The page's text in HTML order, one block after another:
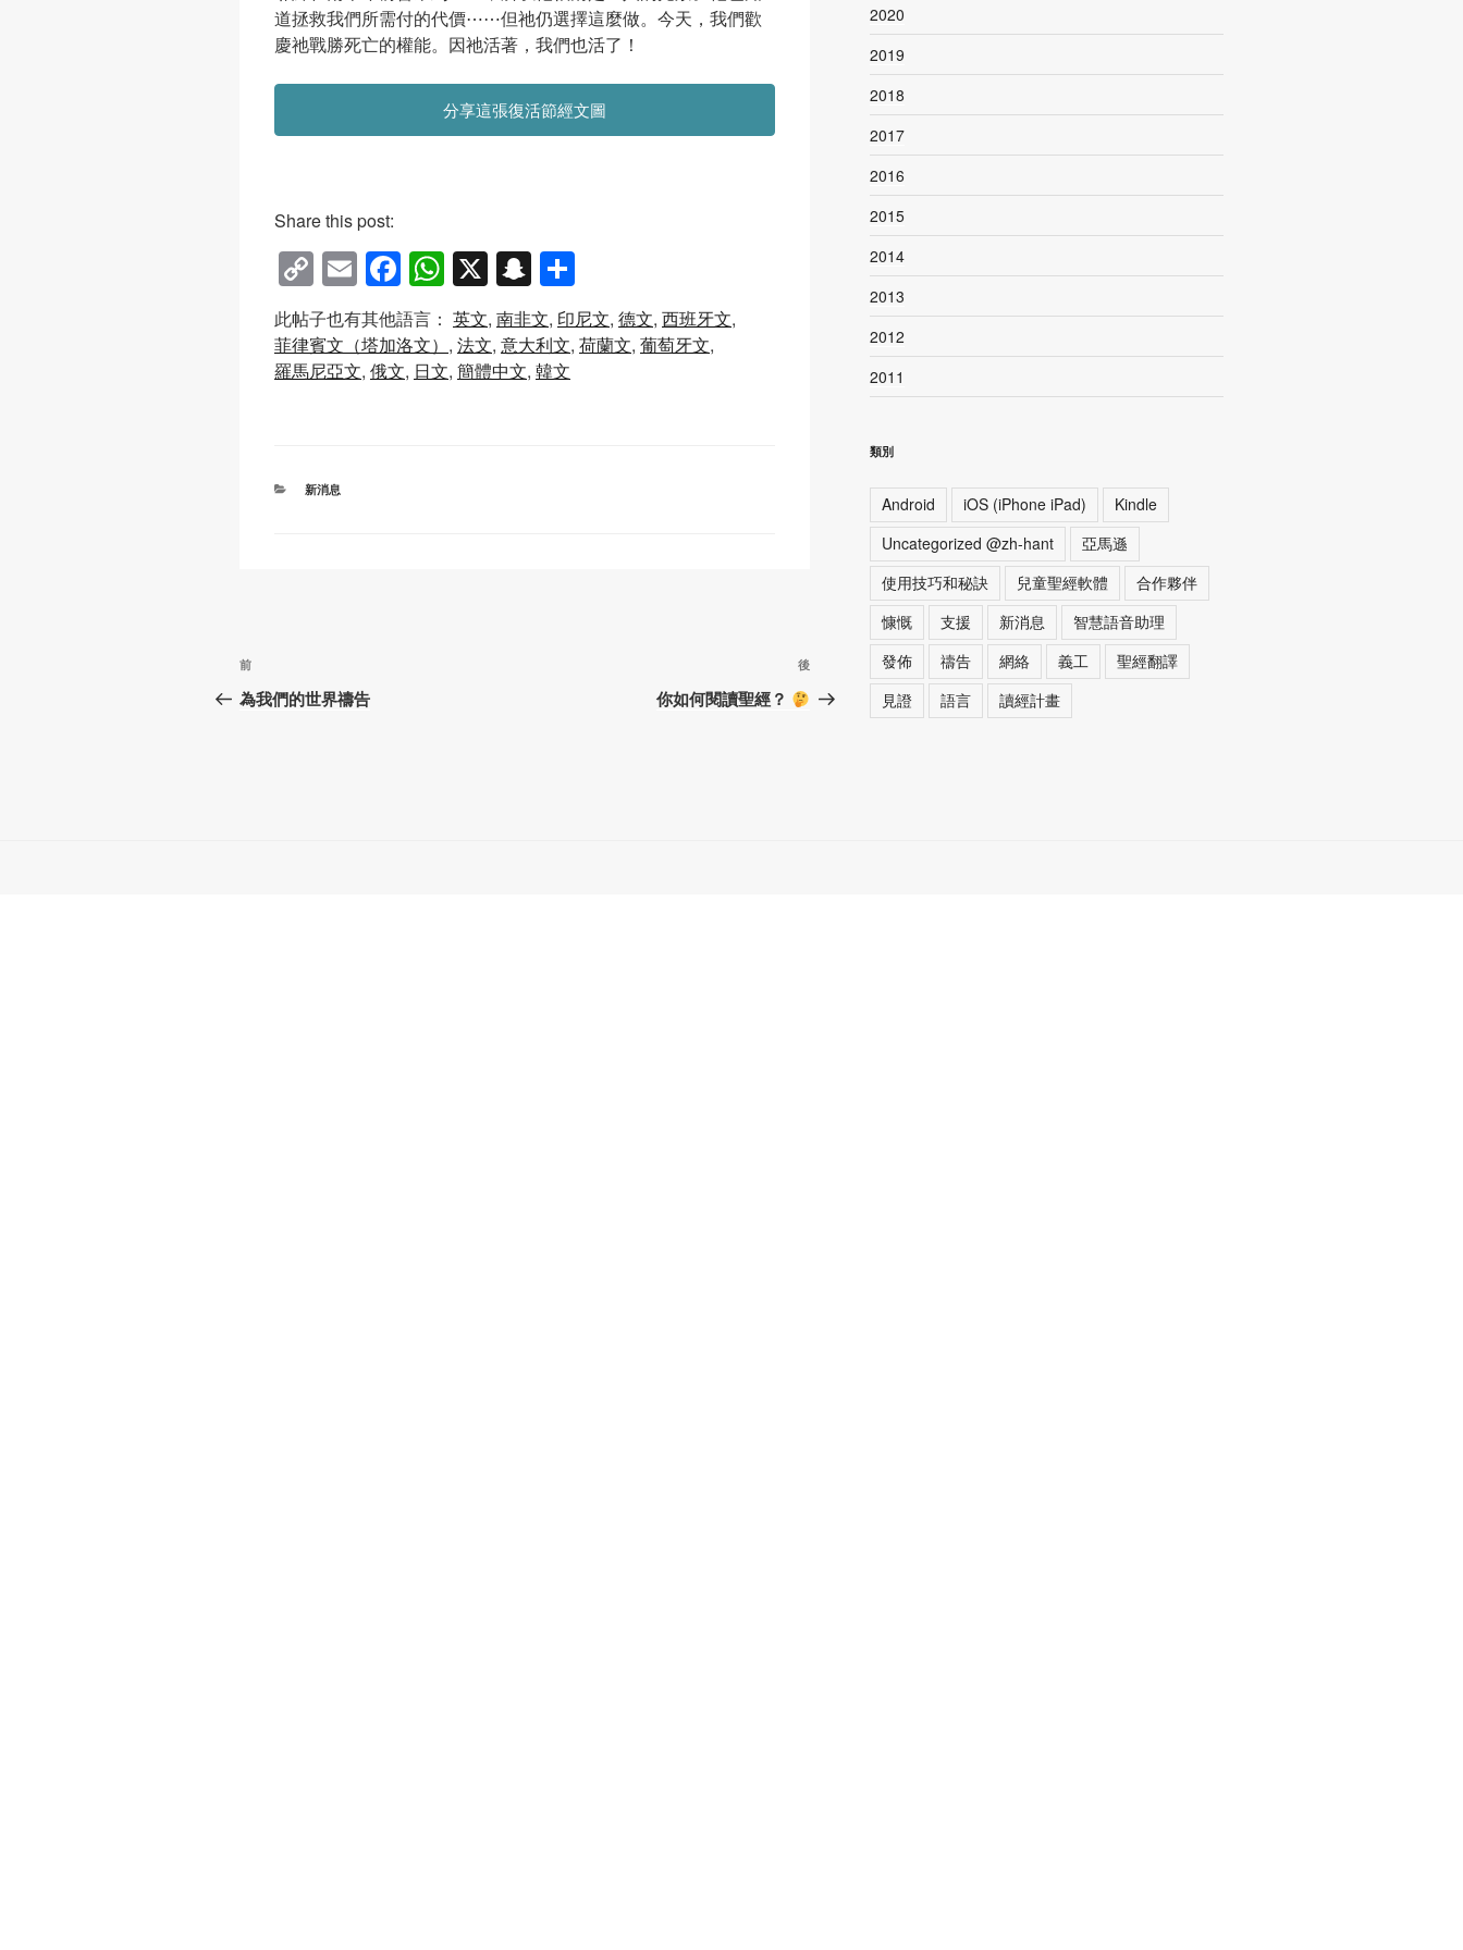
道拯救我們所需付的代價⋯⋯但祂仍選擇這麼做。今天，我們歡
慶祂戰勝死亡的權能。因祂活著，我們也活了！
分享這張復活節經文圖
Share this post:
C
o
p
y
k
E
m
ail
F
a
c
e
W
h
at
s
X S
n
a
p
享
此帖子也有其他語言： 英文 南非文 印尼文 德文 西班牙文
菲律賓文（塔加洛文）
法文 意大利文 荷蘭文 葡萄牙文
羅馬尼亞文 俄文 日文 簡體中文 韓文
分
新消息
文
章
上
一
前
為我們的世界禱告
下
篇
後
你如何閱讀聖經？
2020
2019
2018
2017
2016
2015
2014
2013
2012
2011
類別
Android iOS (iPhone iPad)
Kindle
Uncategorized @zh-hant
亞馬遜
使用技巧和秘訣
兒童聖經軟體
合作夥伴
慷慨
支援 新消息
智慧語音助理
發佈
禱告 網絡 義工
聖經翻譯
見證
語言 讀經計畫